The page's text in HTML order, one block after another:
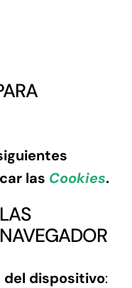
las Cookies.
del dispositivo: